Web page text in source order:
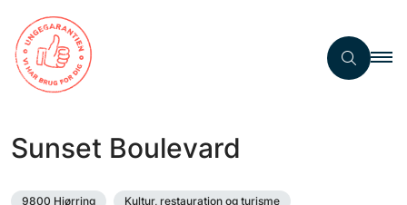
Sunset Boulevard
9800 Hjørring
Kultur, restauration og turisme